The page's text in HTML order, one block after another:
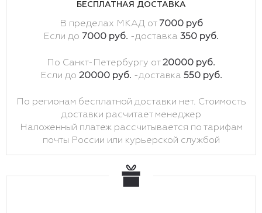
БЕСПЛАТНАЯ ДОСТАВКА
В пределах МКАД от 7000 руб
Если до 7000 руб. -доставка 350 руб.
По Санкт-Петербургу от20000 руб.
Если до 20000 руб. -доставка 550 руб.
По регионам бесплатной доставки нет. Стоимость
доставки расчитает менеджер
Наложенный платеж рассчитывается по тарифам
почты России или курьерской службой